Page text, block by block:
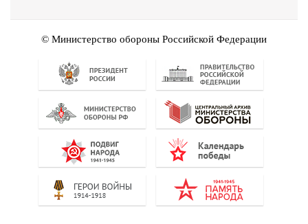
© Министерство обороны Российской Федерации